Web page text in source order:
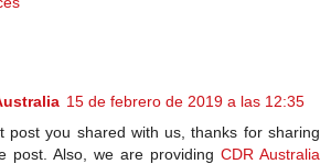
15 de febrero de 2019 a las 12:35
post you shared with us, thanks for sharing
post. Also, we are providing CDR Australia